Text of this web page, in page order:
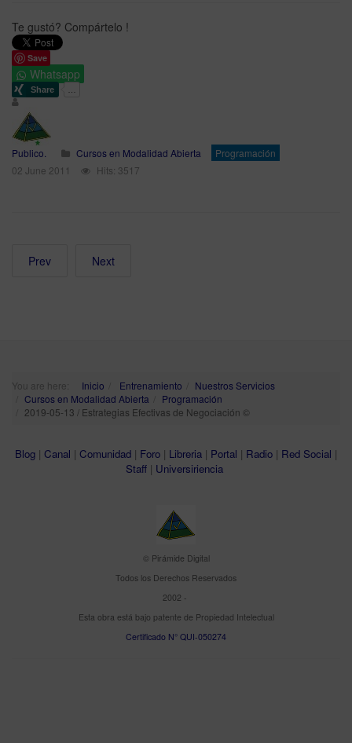
Te gustó? Compártelo !
Save
Whatsapp
Publico. Cursos en Modalidad Abierta
Programación
02 June 2011
Hits: 3517
Prev Next
You are here: Inicio Entrenamiento
Nuestros Servicios
Cursos en Modalidad Abierta
Programación
2019-05-13 / Estrategias Efectivas de Negociación ©
Blog | Canal | Comunidad | Foro | Libreria | Portal | Radio | Red Social |
Staff | Universiriencia
© Pirámide Digital
Todos los Derechos Reservados
2002 -
Esta obra está bajo patente de Propiedad Intelectual
Certificado N° QUI-050274